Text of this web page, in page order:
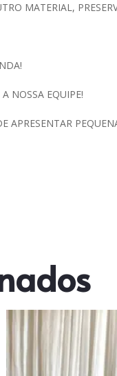
MATERIAL,
NOSSA EQUIPE!